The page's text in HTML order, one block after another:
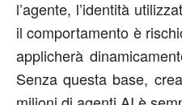
l’agente, l’identità
il comportamento è
applicherà
Senza questa base,